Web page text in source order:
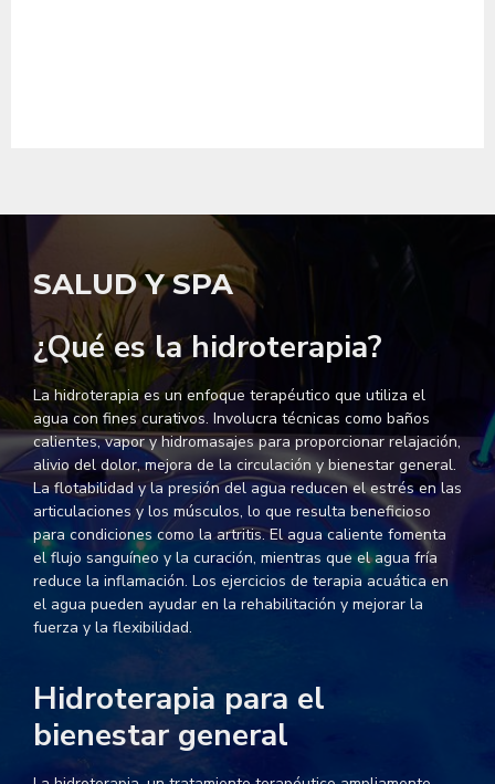
SALUD Y SPA
¿Qué es la hidroterapia?
La hidroterapia es un enfoque terapéutico que utiliza el
agua con fines curativos. Involucra técnicas como baños
calientes, vapor y hidromasajes para proporcionar relajación,
alivio del dolor, mejora de la circulación y bienestar general.
La flotabilidad y la presión del agua reducen el estrés en las
articulaciones y los músculos, lo que resulta beneficioso
para condiciones como la artritis. El agua caliente fomenta
el flujo sanguíneo y la curación, mientras que el agua fría
reduce la inflamación. Los ejercicios de terapia acuática en
el agua pueden ayudar en la rehabilitación y mejorar la
fuerza y la flexibilidad.
Hidroterapia para el
bienestar general